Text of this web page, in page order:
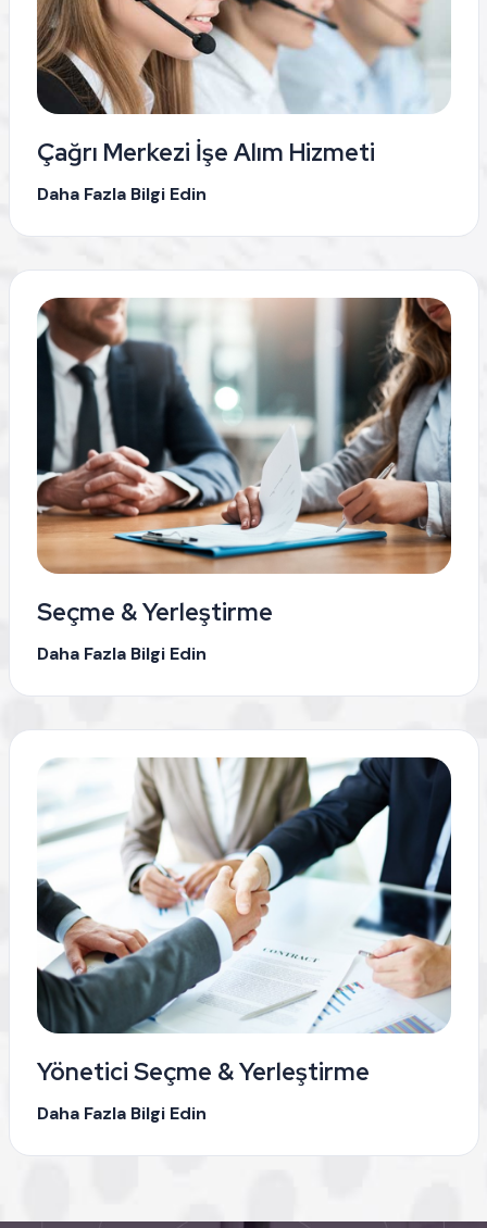
Çağrı Merkezi İşe Alım Hizmeti
Daha Fazla Bilgi Edin
Seçme & Yerleştirme
Daha Fazla Bilgi Edin
Yönetici Seçme & Yerleştirme
Daha Fazla Bilgi Edin